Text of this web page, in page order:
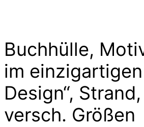
Buchhülle,
im
Design“,
versch. Größen